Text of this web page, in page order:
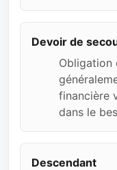
Devoir de
Obligation
financière
dans le
Descendant